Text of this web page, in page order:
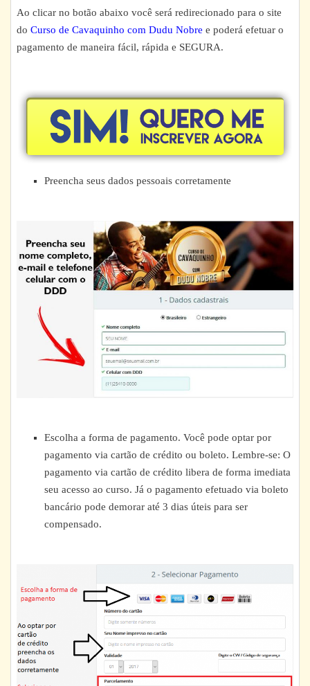
Ao clicar no botão abaixo você será redirecionado para o site
doCurso de Cavaquinho com Dudu Nobre e poderá efetuar o
pagamento de maneira fácil, rápida e SEGURA.
Preencha seus dados pessoais corretamente
Escolha a forma de pagamento. Você pode optar por
pagamento via cartão de crédito ou boleto. Lembre-se: O
pagamento via cartão de crédito libera de forma imediata
seu acesso ao curso. Já o pagamento efetuado via boleto
bancário pode demorar até 3 dias úteis para ser
compensado.